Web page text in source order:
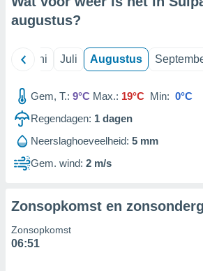
augustus?
Juni Juli Augustus
Gem, T.: 9°C Max.: 19°C Min: 0°C
Regendagen: 1 dagen
Neerslaghoeveelheid: 5 mm
Gem. wind: 2 m/s
Zonsopkomst en
Zonsopkomst
06:51